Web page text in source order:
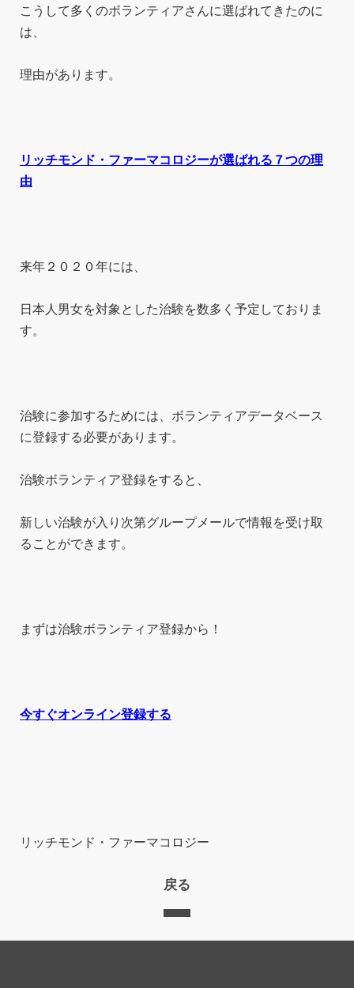
こうして多くのボランティアさんに選ばれてきたのに
は、
理由があります。
リッチモンド・ファーマコロジーが選ばれる７つの理
由
来年２０２０年には、
日本人男女を対象とした治験を数多く予定しておりま
す。
治験に参加するためには、ボランティアデータベース
に登録する必要があります。
治験ボランティア登録をすると、
新しい治験が入り次第グループメールで情報を受け取
ることができます。
まずは治験ボランティア登録から！
今すぐオンライン登録する
リッチモンド・ファーマコロジー
戻る